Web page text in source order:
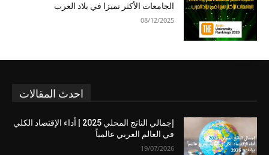
الجامعات الأكثر تميزا في بلاد العرب
08/12/2025
احدث المقالات
إجمالي الناتج المحلي 2025 | أداء الإقتصاد الكلي
في العالم العربي عالمياً
19/07/2026